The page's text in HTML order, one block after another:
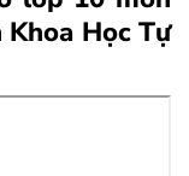
Học Tự